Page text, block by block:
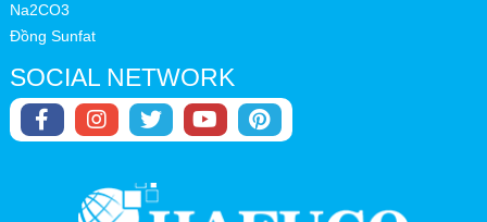
Na2CO3
Đồng Sunfat
SOCIAL NETWORK